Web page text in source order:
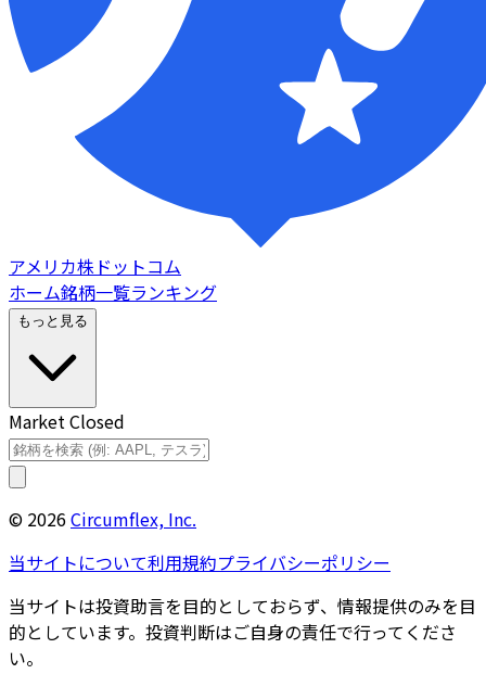
アメリカ株ドットコム
ホーム銘柄一覧ランキング
もっと見る
Market Closed
© 2026Circumflex, Inc.
当サイトについて利用規約プライバシーポリシー
当サイトは投資助言を目的としておらず、情報提供のみを目
的としています。投資判断はご自身の責任で行ってくださ
い。